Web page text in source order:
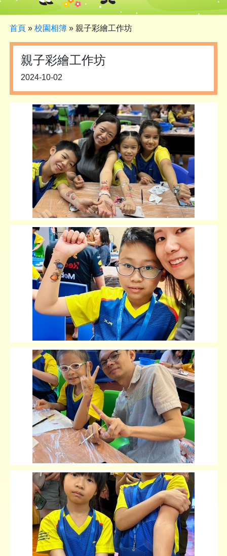
首頁 » 校園相簿 » 親子彩繪工作坊
親子彩繪工作坊
2024-10-02